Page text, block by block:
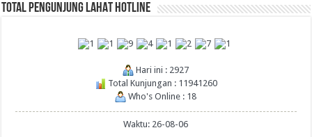
TOTAL PENGUNJUNG LAHAT HOTLINE
Hari ini : 2927
Total Kunjungan : 11941260
Who's Online : 18
Waktu: 26-08-06